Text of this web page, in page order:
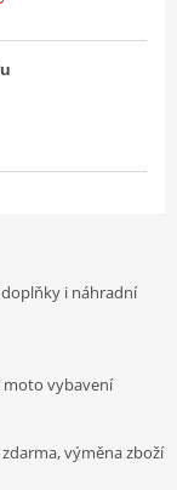
i náhradní
moto vybavení
výměna zboží